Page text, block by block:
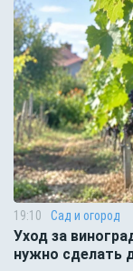
19:10 Сад и огород
Уход за
нужно сделать